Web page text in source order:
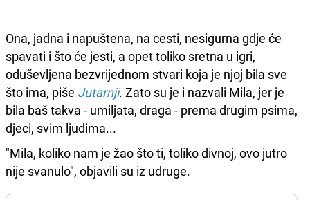
Ona, jadna i napuštena, na cesti, nesigurna gdje će
spavati i što će jesti, a opet toliko sretna u igri,
oduševljena bezvrijednom stvari koja je njoj bila sve
što ima, piše Jutarnji. Zato su je i nazvali Mila, jer je
bila baš takva - umiljata, draga - prema drugim psima,
djeci, svim ljudima...
"Mila, koliko nam je žao što ti, toliko divnoj, ovo jutro
nije svanulo", objavili su iz udruge.